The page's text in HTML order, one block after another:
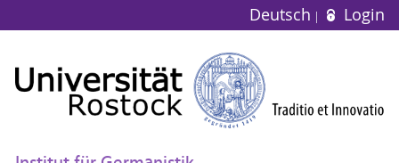
Deutsch Login